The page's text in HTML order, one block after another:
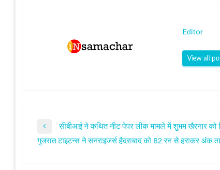
Editor
View all
पोस्ट
Previous
Post
सीबीआई ने कथित नीट पेपर लीक मामले में शुभम खैरनार को
Next
गुजरात टाइटन्स ने सनराइजर्स हैदराबाद को 82 रन से हराकर अंक